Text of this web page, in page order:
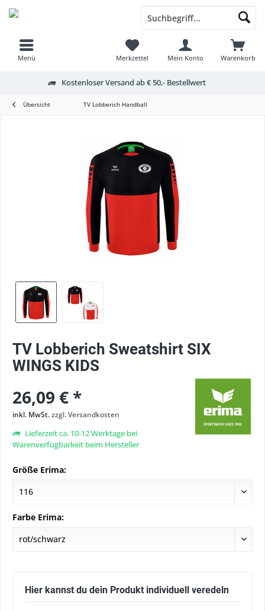
Menü Warenkorb
Merkzettel Mein Konto
Kostenloser Versand ab € 50,- Bestellwert
Übersicht TV Lobberich Handball
TV Lobberich Sweatshirt SIX
WINGS KIDS
26,09 € *
inkl. MwSt.zzgl. Versandkosten
Lieferzeit ca. 10-12 Werktage bei
Warenverfügbarkeit beim Hersteller
Größe Erima:
Farbe Erima:
Hier kannst du dein Produkt individuell veredeln